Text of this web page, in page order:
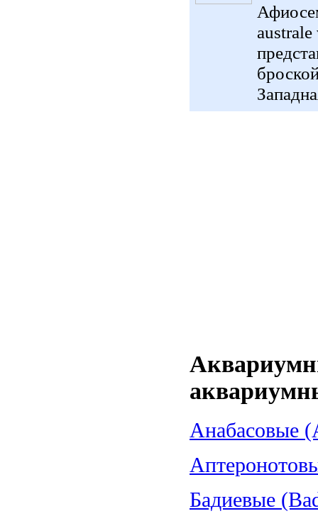
Анабасовые
Бадиевые